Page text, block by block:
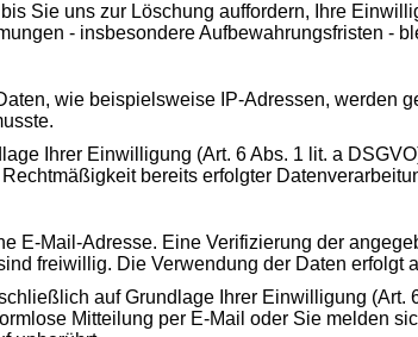
Sie uns zur Löschung auffordern, Ihre
- insbesondere Aufbewahrungsfristen -
wie beispielsweise IP-Adressen, werden
Ihrer Einwilligung (Art. 6 Abs. 1 lit. a
bereits erfolgter
E-Mail-Adresse. Eine Verifizierung der
freiwillig. Die Verwendung der Daten erfolgt
auf Grundlage Ihrer Einwilligung (Art.
Mitteilung per E-Mail oder Sie melden